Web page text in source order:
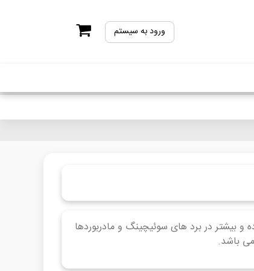
ورود به سیستم
بیشتر در برد های سوئیچینگ و مادربوردها